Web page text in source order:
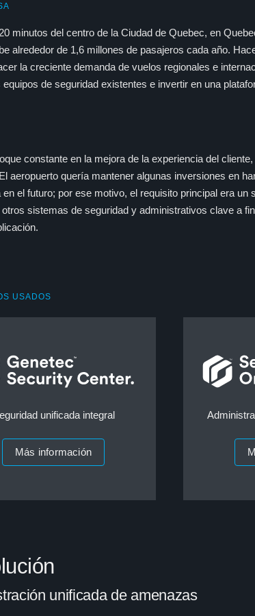
minutos del centro de la Ciudad de Quebec, en
alrededor de 1,6 millones de pasajeros cada año.
la creciente demanda de vuelos regionales e
de seguridad existentes e invertir en una
constante en la mejora de la experiencia del
aeropuerto quería mantener algunas inversiones en
en el futuro; por ese motivo, el requisito principal era
sistemas de seguridad y administrativos clave a
USADOS
unificada integral
Más información
unificada de amenazas